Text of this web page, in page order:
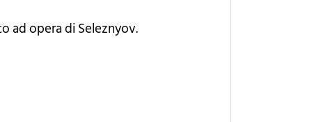
ad opera di Seleznyov.